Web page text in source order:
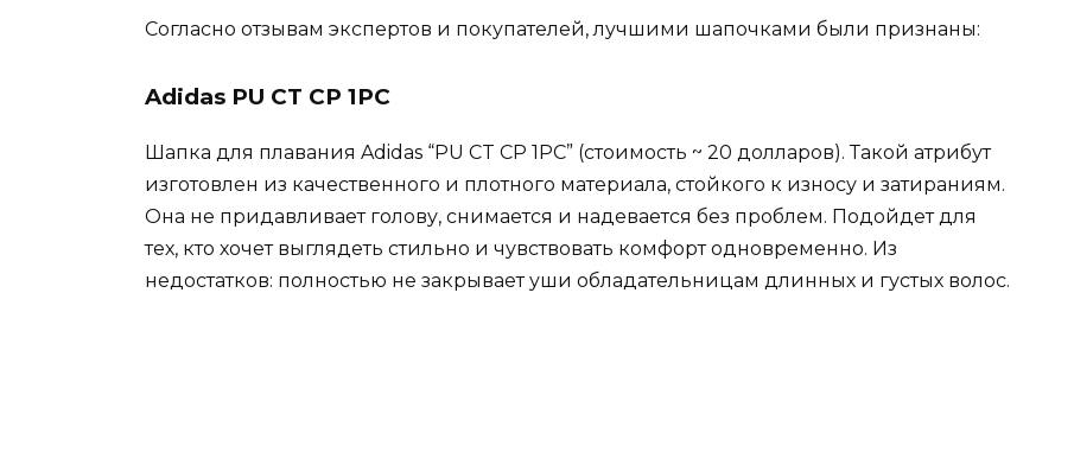
Согласно отзывам экспертов и покупателей, лучшими шапочками были признаны:
Adidas PU CT CP 1PC
Шапка для плавания Adidas “PU CT CP 1PC” (стоимость ~ 20 долларов). Такой атрибут
изготовлен из качественного и плотного материала, стойкого к износу и затираниям.
Она не придавливает голову, снимается и надевается без проблем. Подойдет для
тех, кто хочет выглядеть стильно и чувствовать комфорт одновременно. Из
недостатков: полностью не закрывает уши обладательницам длинных и густых волос.